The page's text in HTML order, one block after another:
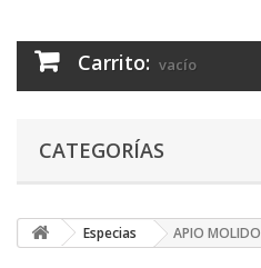
Carrito: vacío
CATEGORÍAS
Especias APIO MOLIDO